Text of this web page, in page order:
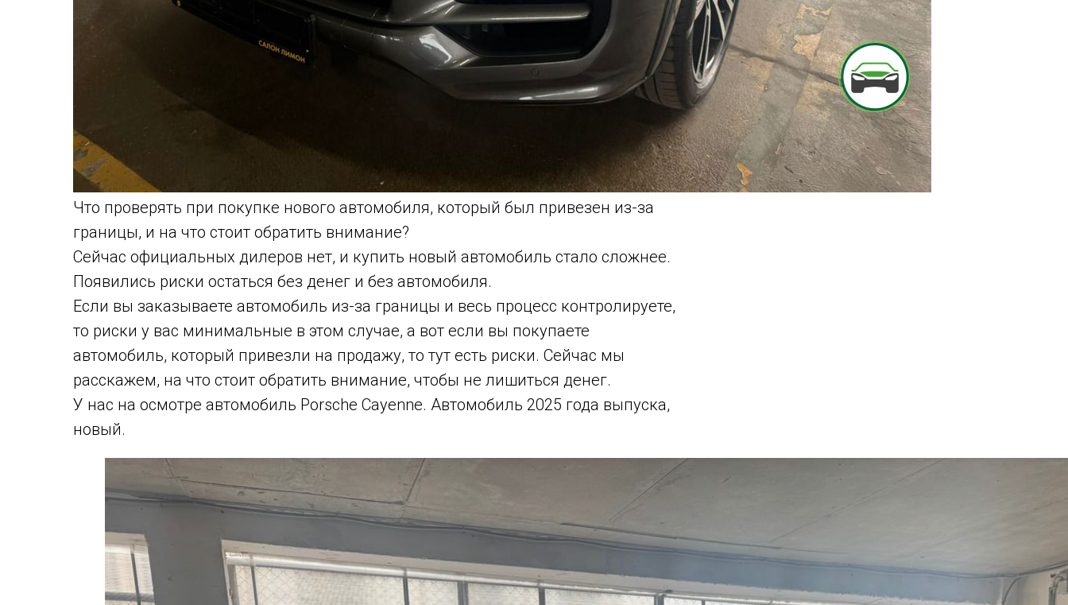
Что проверять при покупке нового автомобиля, который был привезен из-за
границы, и на что стоит обратить внимание?
Сейчас официальных дилеров нет, и купить новый автомобиль стало сложнее.
Появились риски остаться без денег и без автомобиля.
Если вы заказываете автомобиль из-за границы и весь процесс контролируете,
то риски у вас минимальные в этом случае, а вот если вы покупаете
автомобиль, который привезли на продажу, то тут есть риски. Сейчас мы
расскажем, на что стоит обратить внимание, чтобы не лишиться денег.
У нас на осмотре автомобиль Porsche Cayenne. Автомобиль 2025 года выпуска,
новый.